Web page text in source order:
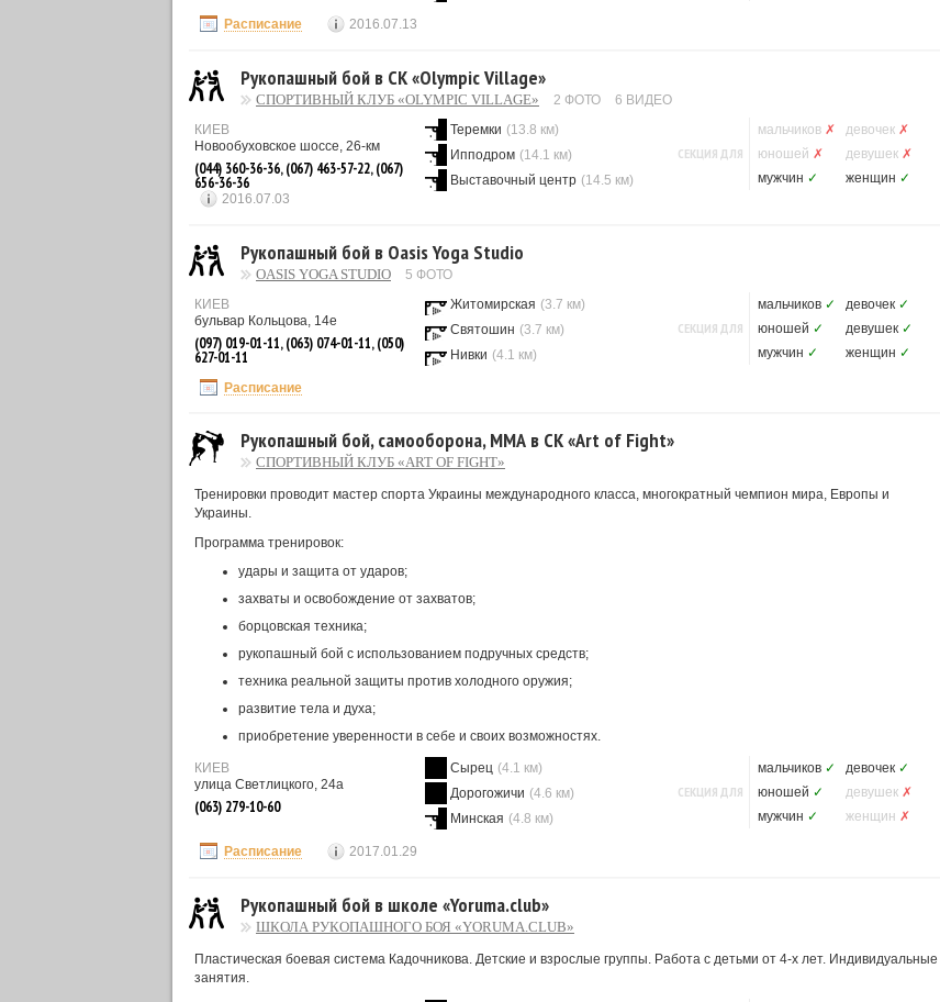
Расписание 2016.07.13
Рукопашный бой в СК «Olympic Village»
СПОРТИВНЫЙ КЛУБ «OLYMPIC VILLAGE» 2 ФОТО
6 ВИДЕО
КИЕВ
Новообуховское шоссе, 26-км
(044) 360-36-36, (067) 463-57-22, (067)
656-36-36
Теремки (13.8 км)
Ипподром (14.1 км)
Выставочный центр (14.5 км)
СЕКЦИЯ ДЛЯ
мальчиков ✗ девочек ✗
юношей ✗ девушек ✗
мужчин ✓ женщин ✓
2016.07.03
Рукопашный бой в Oasis Yoga Studio
OASIS YOGA STUDIO
5 ФОТО
КИЕВ
бульвар Кольцова, 14е
(097) 019-01-11, (063) 074-01-11, (050)
627-01-11
Житомирская (3.7 км)
Святошин (3.7 км)
Нивки (4.1 км)
СЕКЦИЯ ДЛЯ
мальчиков ✓ девочек ✓
юношей ✓ девушек ✓
мужчин ✓ женщин ✓
Расписание
Рукопашный бой, самооборона, ММА в СК «Art of Fight»
СПОРТИВНЫЙ КЛУБ «ART OF FIGHT»
Тренировки проводит мастер спорта Украины международного класса, многократный чемпион мира, Европы и
Украины.
Программа тренировок:
удары и защита от ударов;
захваты и освобождение от захватов;
борцовская техника;
рукопашный бой с использованием подручных средств;
техника реальной защиты против холодного оружия;
развитие тела и духа;
приобретение уверенности в себе и своих возможностях.
КИЕВ
улица Светлицкого, 24а
(063) 279-10-60
Сырец (4.1 км)
Дорогожичи (4.6 км)
Минская (4.8 км)
СЕКЦИЯ ДЛЯ
мальчиков ✓ девочек ✓
юношей ✓ девушек ✗
мужчин ✓ женщин ✗
Расписание 2017.01.29
Рукопашный бой в школе «Yoruma.club»
ШКОЛА РУКОПАШНОГО БОЯ «YORUMA.CLUB»
Пластическая боевая система Кадочникова. Детские и взрослые группы. Работа с детьми от 4-х лет. Индивидуальные
занятия.